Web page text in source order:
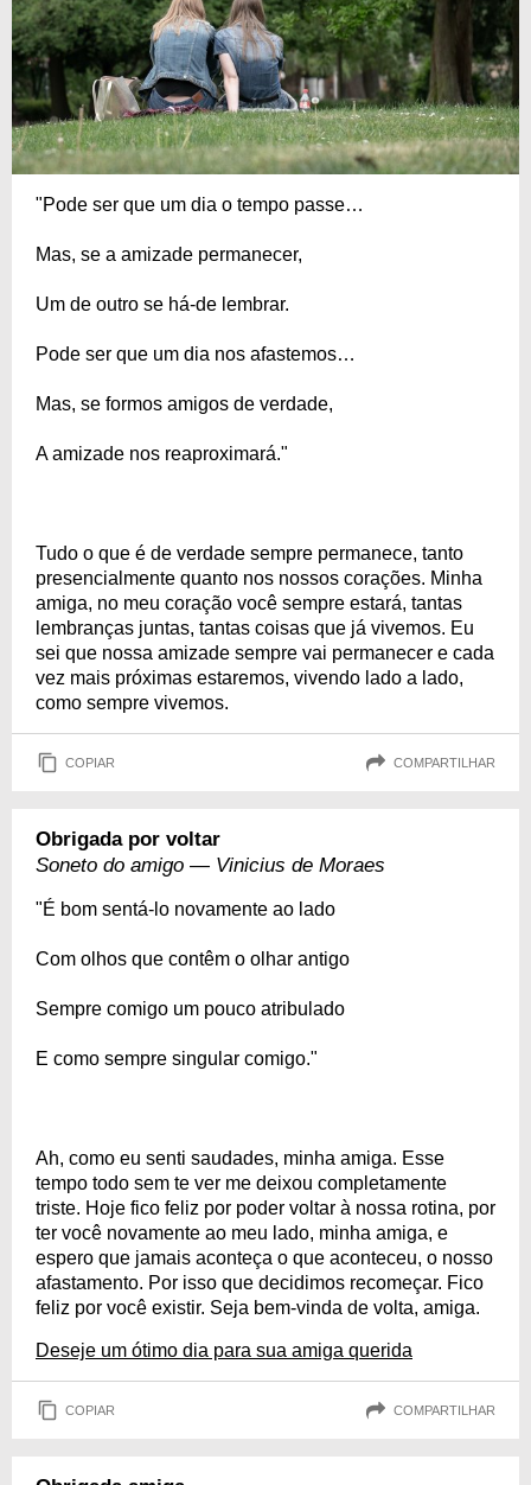
"Pode ser que um dia o tempo passe…
Mas, se a amizade permanecer,
Um de outro se há-de lembrar.
Pode ser que um dia nos afastemos…
Mas, se formos amigos de verdade,
A amizade nos reaproximará."
Tudo o que é de verdade sempre permanece, tanto
presencialmente quanto nos nossos corações. Minha
amiga, no meu coração você sempre estará, tantas
lembranças juntas, tantas coisas que já vivemos. Eu
sei que nossa amizade sempre vai permanecer e cada
vez mais próximas estaremos, vivendo lado a lado,
como sempre vivemos.
COPIAR COMPARTILHAR
Obrigada por voltar
Soneto do amigo — Vinicius de Moraes
"É bom sentá-lo novamente ao lado
Com olhos que contêm o olhar antigo
Sempre comigo um pouco atribulado
E como sempre singular comigo."
Ah, como eu senti saudades, minha amiga. Esse
tempo todo sem te ver me deixou completamente
triste. Hoje fico feliz por poder voltar à nossa rotina, por
ter você novamente ao meu lado, minha amiga, e
espero que jamais aconteça o que aconteceu, o nosso
afastamento. Por isso que decidimos recomeçar. Fico
feliz por você existir. Seja bem-vinda de volta, amiga.
Deseje um ótimo dia para sua amiga querida
COPIAR COMPARTILHAR